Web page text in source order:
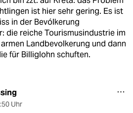
ist hier sehr gering. Es ist
in der Bevólkerung
die reiche Tourismusindustrie im
Landbevolkerung und dann
für Billiglohn schuften.
Uhr